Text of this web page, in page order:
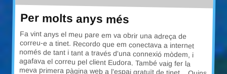
Per molts anys més
Fa vint anys el meu pare em va obrir una adreça de
correu-e a tinet. Recordo que em conectava a internet
només de tant i tant a través d'una connexió mòdem, i
agafava el correu pel client Eudora. També vaig fer la
meva primera pàgina web a l'espai gratuït de tinet... Quins